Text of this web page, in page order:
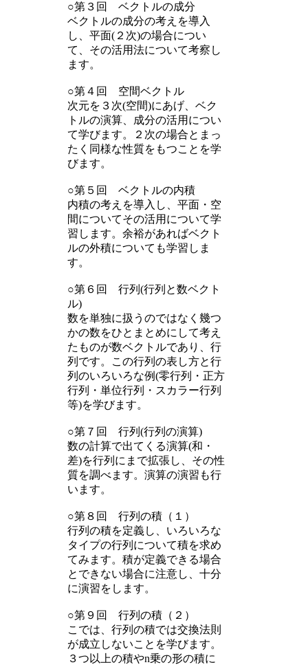
○第３回 ベクトルの成分
ベクトルの成分の考えを導入
し、平面(２次)の場合につい
て、その活用法について考察し
ます。
○第４回 空間ベクトル
次元を３次(空間)にあげ、ベク
トルの演算、成分の活用につい
て学びます。２次の場合とまっ
たく同様な性質をもつことを学
びます。
○第５回 ベクトルの内積
内積の考えを導入し、平面・空
間についてその活用について学
習します。余裕があればベクト
ルの外積についても学習しま
す。
○第６回 行列(行列と数ベクト
ル)
数を単独に扱うのではなく幾つ
かの数をひとまとめにして考え
たものが数ベクトルであり、行
列です。この行列の表し方と行
列のいろいろな例(零行列・正方
行列・単位行列・スカラー行列
等)を学びます。
○第７回 行列(行列の演算)
数の計算で出てくる演算(和・
差)を行列にまで拡張し、その性
質を調べます。演算の演習も行
います。
○第８回 行列の積（１）
行列の積を定義し、いろいろな
タイプの行列について積を求め
てみます。積が定義できる場合
とできない場合に注意し、十分
に演習をします。
○第９回 行列の積（２）
こでは、行列の積では交換法則
が成立しないことを学びます。
３つ以上の積やn乗の形の積に